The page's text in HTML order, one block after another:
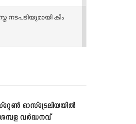
നടപടിയുമായി കിം
ഓസ്‌ട്രേലിയയിൽ
വർദ്ധനവ്